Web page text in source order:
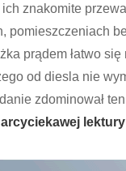
ich znakomite
pomieszczeniach
prądem łatwo się
od diesla nie
zdominował